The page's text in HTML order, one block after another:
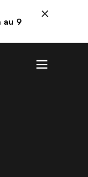
au 9
Fermer